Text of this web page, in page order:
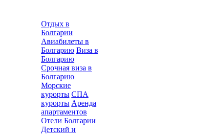
Отдых в
Болгарии
Авиабилеты в
Болгарию Виза в
Болгарию
Срочная виза в
Болгарию
Морские
курорты СПА
курорты Аренда
апартаментов
Отели Болгарии
Детский и